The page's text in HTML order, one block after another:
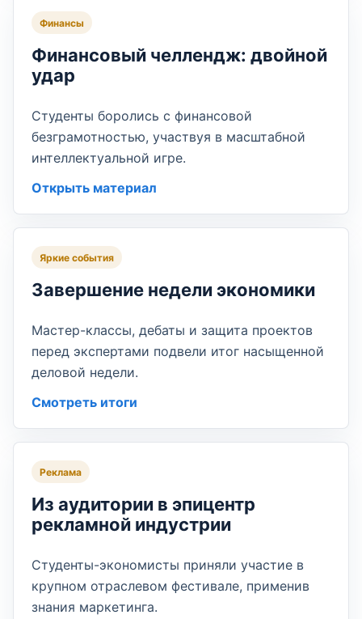
Финансы
Финансовый челлендж: двойной
удар
Студенты боролись с финансовой
безграмотностью, участвуя в масштабной
интеллектуальной игре.
Открыть материал
Яркие события
Завершение недели экономики
Мастер-классы, дебаты и защита проектов
перед экспертами подвели итог насыщенной
деловой недели.
Смотреть итоги
Реклама
Из аудитории в эпицентр
рекламной индустрии
Студенты-экономисты приняли участие в
крупном отраслевом фестивале, применив
знания маркетинга.